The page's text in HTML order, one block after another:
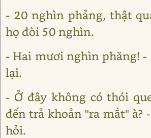
- 20 nghìn phảng, thật
họ đòi 50 nghìn.
- Hai mươi nghìn phăng! -
lại.
- Ở đây không có thói
đến trả khoản "ra mắt" à?
hỏi.